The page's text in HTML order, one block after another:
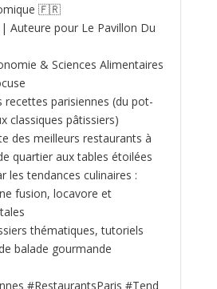
🇫🇷
Auteure pour Le Pavillon Du
& Sciences Alimentaires
recettes parisiennes (du pot-
classiques pâtissiers)
des meilleurs restaurants à
quartier aux tables étoilées
les tendances culinaires :
fusion, locavore et
thématiques, tutoriels
balade gourmande
#RestaurantsParis #Tend